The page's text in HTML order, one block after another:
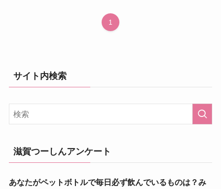
1
サイト内検索
滋賀つーしんアンケート
あなたがペットボトルで毎日必ず飲んでいるものは？み